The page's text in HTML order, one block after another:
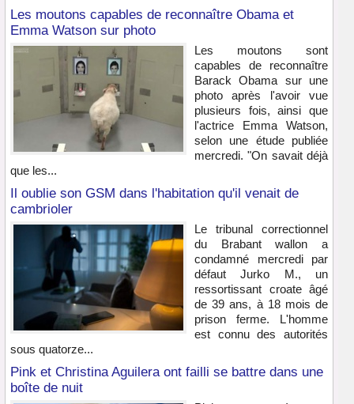
Les moutons capables de reconnaître Obama et
Emma Watson sur photo
Les moutons sont
capables de reconnaître
Barack Obama sur une
photo après l'avoir vue
plusieurs fois, ainsi que
l'actrice Emma Watson,
selon une étude publiée
mercredi. "On savait déjà
que les...
Il oublie son GSM dans l'habitation qu'il venait de
cambrioler
Le tribunal correctionnel
du Brabant wallon a
condamné mercredi par
défaut Jurko M., un
ressortissant croate âgé
de 39 ans, à 18 mois de
prison ferme. L'homme
est connu des autorités
sous quatorze...
Pink et Christina Aguilera ont failli se battre dans une
boîte de nuit